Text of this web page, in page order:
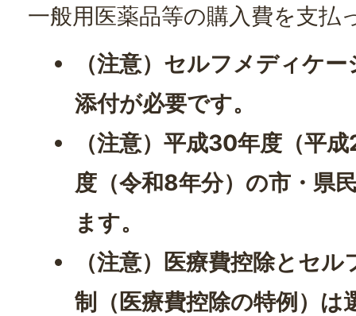
一般用医薬品等の購入費を支払
（注意）セルフメディケ
添付が必要です。
（注意）平成30年度（平
度（令和8年分）の市・県
ます。
（注意）医療費控除とセ
制（医療費控除の特例）は